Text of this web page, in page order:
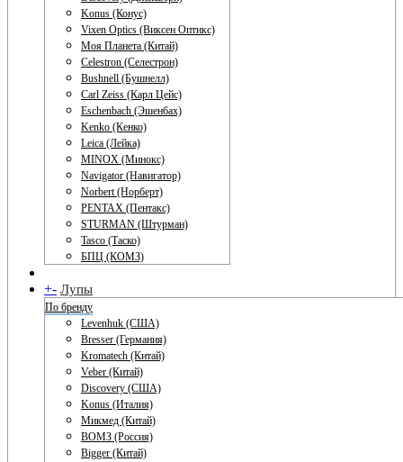
Konus (Конус)
Vixen Optics (Виксен Оптикс)
Моя Планета (Китай)
Celestron (Селестрон)
Bushnell (Бушнелл)
Carl Zeiss (Карл Цейс)
Eschenbach (Эшенбах)
Kenko (Кенко)
Leica (Лейка)
MINOX (Минокс)
Navigator (Навигатор)
Norbert (Норберт)
PENTAX (Пентакс)
STURMAN (Штурман)
Tasco (Таско)
БПЦ (КОМЗ)
+- Лупы
По бренду
Levenhuk (США)
Bresser (Германия)
Kromatech (Китай)
Veber (Китай)
Discovery (США)
Konus (Италия)
Микмед (Китай)
ВОМЗ (Россия)
Bigger (Китай)